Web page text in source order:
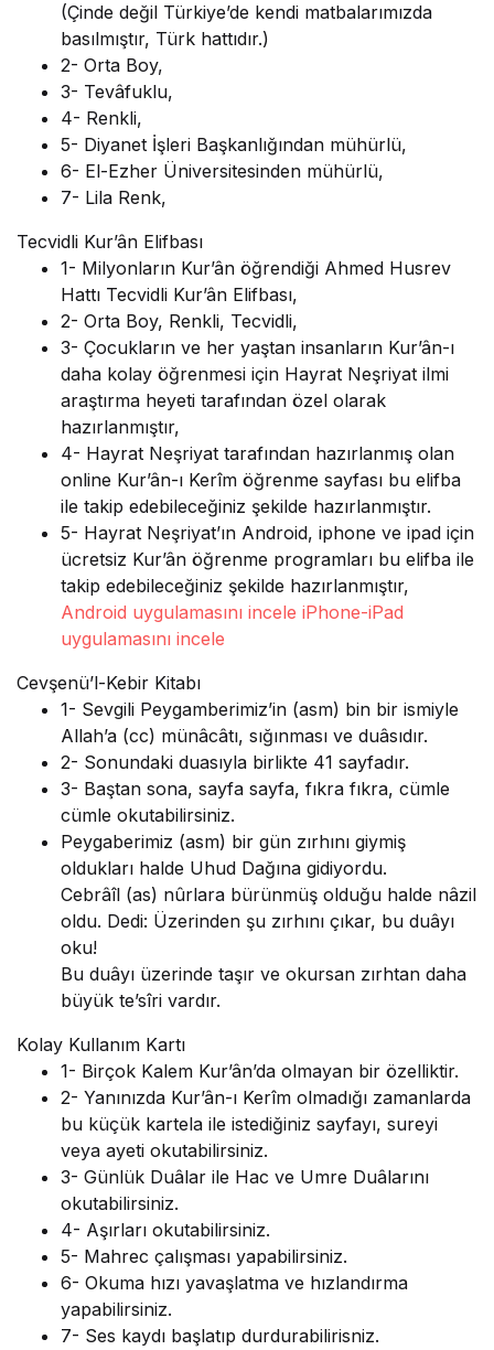
(Çinde değil Türkiye’de kendi matbalarımızda
basılmıştır, Türk hattıdır.)
2- Orta Boy,
3- Tevâfuklu,
4- Renkli,
5- Diyanet İşleri Başkanlığından mühürlü,
6- El-Ezher Üniversitesinden mühürlü,
7- Lila Renk,
Tecvidli Kur’ân Elifbası
1- Milyonların Kur’ân öğrendiği Ahmed Husrev
Hattı Tecvidli Kur’ân Elifbası,
2- Orta Boy, Renkli, Tecvidli,
3- Çocukların ve her yaştan insanların Kur’ân-ı
daha kolay öğrenmesi için Hayrat Neşriyat ilmi
araştırma heyeti tarafından özel olarak
hazırlanmıştır,
4- Hayrat Neşriyat tarafından hazırlanmış olan
online Kur’ân-ı Kerîm öğrenme sayfası bu elifba
ile takip edebileceğiniz şekilde hazırlanmıştır.
5- Hayrat Neşriyat’ın Android, iphone ve ipad için
ücretsiz Kur’ân öğrenme programları bu elifba ile
takip edebileceğiniz şekilde hazırlanmıştır,
Android uygulamasını incele iPhone-iPad
uygulamasını incele
Cevşenü’l-Kebir Kitabı
1- Sevgili Peygamberimiz’in (asm) bin bir ismiyle
Allah’a (cc) münâcâtı, sığınması ve duâsıdır.
2- Sonundaki duasıyla birlikte 41 sayfadır.
3- Baştan sona, sayfa sayfa, fıkra fıkra, cümle
cümle okutabilirsiniz.
Peygaberimiz (asm) bir gün zırhını giymiş
oldukları halde Uhud Dağına gidiyordu.
Cebrâîl (as) nûrlara bürünmüş olduğu halde nâzil
oldu. Dedi: Üzerinden şu zırhını çıkar, bu duâyı
oku!
Bu duâyı üzerinde taşır ve okursan zırhtan daha
büyük te’sîri vardır.
Kolay Kullanım Kartı
1- Birçok Kalem Kur’ân’da olmayan bir özelliktir.
2- Yanınızda Kur’ân-ı Kerîm olmadığı zamanlarda
bu küçük kartela ile istediğiniz sayfayı, sureyi
veya ayeti okutabilirsiniz.
3- Günlük Duâlar ile Hac ve Umre Duâlarını
okutabilirsiniz.
4- Aşırları okutabilirsiniz.
5- Mahrec çalışması yapabilirsiniz.
6- Okuma hızı yavaşlatma ve hızlandırma
yapabilirsiniz.
7- Ses kaydı başlatıp durdurabilirisniz.